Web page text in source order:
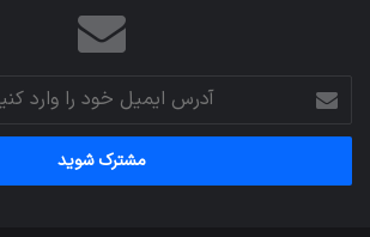
آدرس
ایمیل
خود
وارد